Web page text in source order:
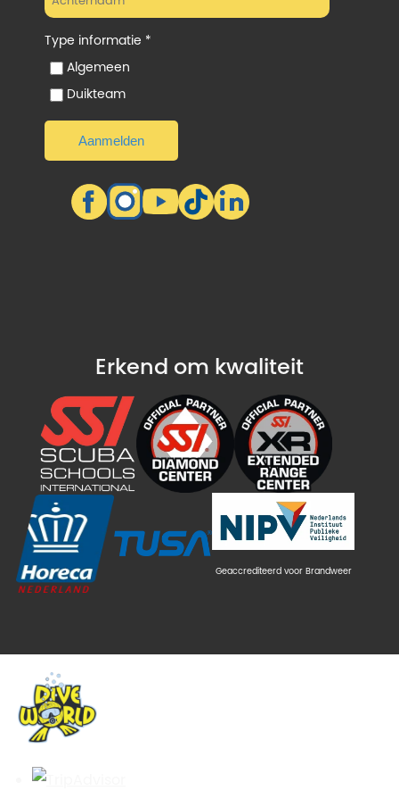
Type informatie *
Algemeen
Duikteam
Erkend om kwaliteit
Geaccrediteerd voor Brandweer